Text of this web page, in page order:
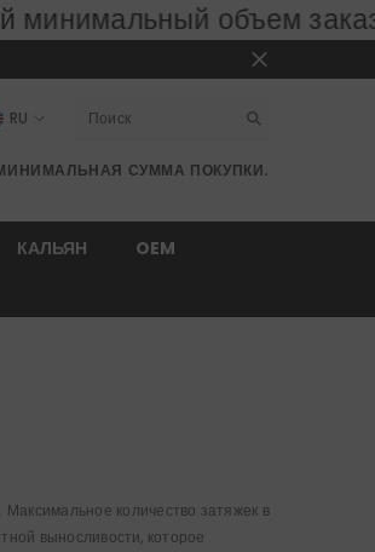
заказа:50 штук
RU
СУММА ПОКУПКИ.
КАЛЬЯН
OEM
Максимальное количество затяжек в
выносливости, которое